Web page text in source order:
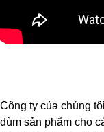
Công ty của chúng
dùm sản phẩm cho